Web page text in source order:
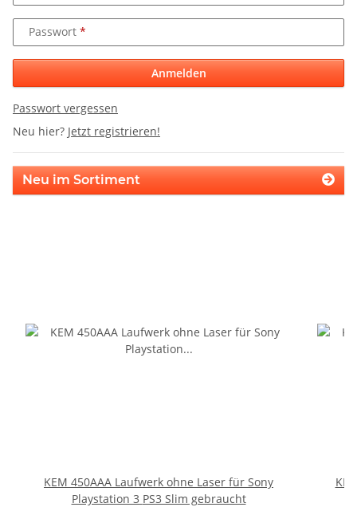
Passwort
Anmelden
Passwort vergessen
Neu hier? Jetzt registrieren!
Neu im Sortiment
KEM 450AAA Laufwerk ohne Laser für Sony
Playstation 3 PS3 Slim gebraucht